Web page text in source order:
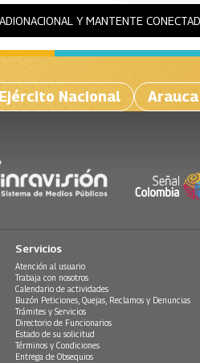
Y MANTENTE
Ejército Nacional Arauca
Servicios
Atención al usuario
Trabaja con nosotros
Calendario de actividades
Buzón Peticiones, Quejas, Reclamos y Denuncias
Trámites y Servicios
Directorio de Funcionarios
Estado de su solicitud
Términos y Condiciones
Entrega de Obsequios